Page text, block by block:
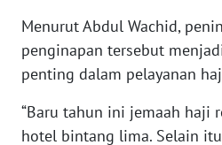
Menurut Abdul Wachid,
penginapan tersebut
penting dalam pelayanan
“Baru tahun ini jemaah haji
hotel bintang lima. Selain
BANTEN
WN
WN